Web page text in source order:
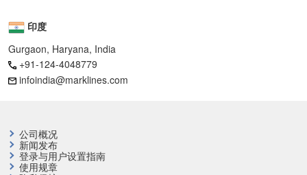
印度
Gurgaon, Haryana, India
+91-124-4048779
infoindia@marklines.com
公司概况
新闻发布
登录与用户设置指南
使用规章